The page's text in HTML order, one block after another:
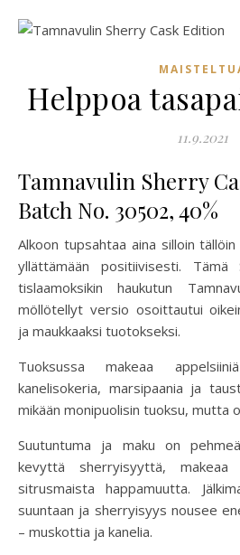
Helppoa
11.9.2021
Tamnavulin Sherry
Batch No. 30502, 40%
Alkoon tupsahtaa aina silloin tällöin viskejä, jotka pääsevät
yllättämään positiivisesti. Tämä
tislaamoksikin haukutun
möllötellyt versio osoittautui
ja maukkaaksi tuotokseksi.
Tuoksussa makeaa
kanelisokeria, marsipaania ja
mikään monipuolisin tuoksu, mutta
Suutuntuma ja maku on
kevyttä sherryisyyttä,
sitrusmaista happamuutta.
suuntaan ja sherryisyys nousee
– muskottia ja kanelia.